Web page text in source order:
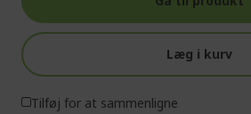
Læg i kurv
Tilføj for at sammenligne